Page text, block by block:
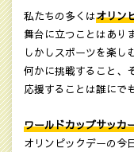
私たちの多くはオリン
舞台に立つことはあり
しかしスポーツを楽し
何かに挑戦すること、
応援することは誰にで
ワールドカップサッカ
オリンピックデーの今